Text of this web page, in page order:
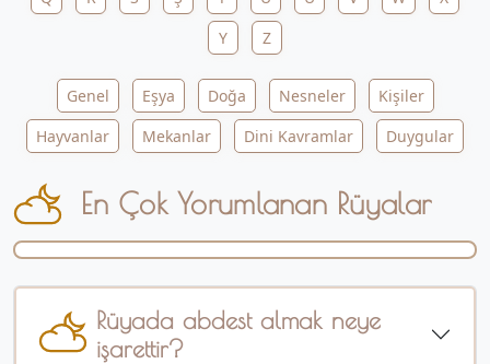
Y
Z
Genel Eşya Doğa Nesneler
Kişiler
Hayvanlar
Mekanlar Dini Kavramlar Duygular
En Çok Yorumlanan Rüyalar
Rüyada abdest almak neye
işarettir?